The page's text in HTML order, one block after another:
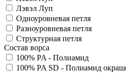
Лэвэл Луп
Одноуровневая петля
Разноуровневая петля
Структурная петля
Состав ворса
100% PA - Полиамид
100% PA SD - Полиамид